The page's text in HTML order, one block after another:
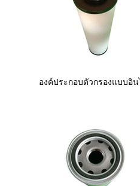
องค์ประกอบตัวกรองแบบอิ